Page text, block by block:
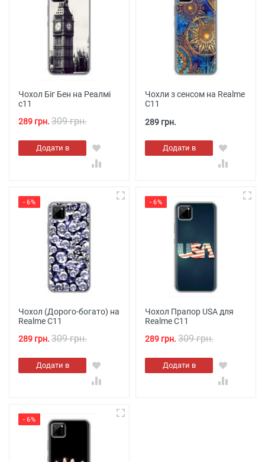
Чохол Біг Бен на Реалмі
с11
289 грн. 309 грн.
Додати в
кошик
Чохли з сенсом на Realme
C11
289 грн.
Додати в
кошик
- 6%
Чохол (Дорого-богато) на
Realme C11
289 грн. 309 грн.
Додати в
кошик
- 6%
Чохол Прапор USA для
Realme C11
289 грн. 309 грн.
Додати в
кошик
- 6%